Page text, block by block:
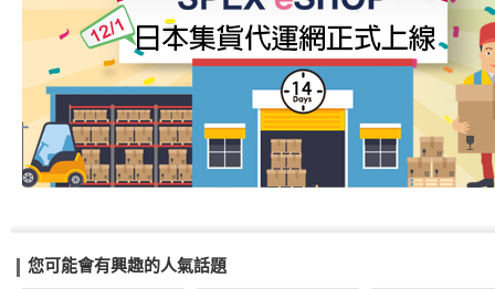
您可能會有興趣的人氣話題